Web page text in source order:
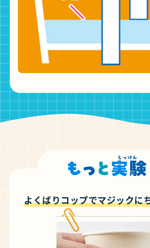
よくばりコップでマジックに